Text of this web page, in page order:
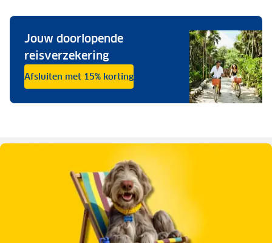
Jouw doorlopende
reisverzekering
Afsluiten met 15% korting